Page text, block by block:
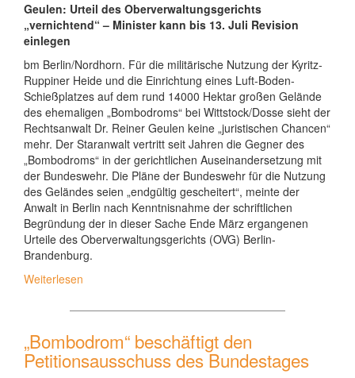
Geulen: Urteil des Oberverwaltungsgerichts
„vernichtend“ – Minister kann bis 13. Juli Revision
einlegen
bm Berlin/Nordhorn. Für die militärische Nutzung der Kyritz-
Ruppiner Heide und die Einrichtung eines Luft-Boden-
Schießplatzes auf dem rund 14000 Hektar großen Gelände
des ehemaligen „Bombodroms“ bei Wittstock/Dosse sieht der
Rechtsanwalt Dr. Reiner Geulen keine „juristischen Chancen“
mehr. Der Staranwalt vertritt seit Jahren die Gegner des
„Bombodroms“ in der gerichtlichen Auseinandersetzung mit
der Bundeswehr. Die Pläne der Bundeswehr für die Nutzung
des Geländes seien „endgültig gescheitert“, meinte der
Anwalt in Berlin nach Kenntnisnahme der schriftlichen
Begründung der in dieser Sache Ende März ergangenen
Urteile des Oberverwaltungsgerichts (OVG) Berlin-
Brandenburg.
Weiterlesen
„Bombodrom“ beschäftigt den
Petitionsausschuss des Bundestages